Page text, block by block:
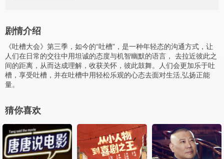
剧情介绍
《吐槽大会》第三季，如今的“吐槽”，是一种年轻态的沟通方式，让
人们在日常的交往中用坦诚的态度与机智幽默的语言， 去拉近彼此之
间的距离，从而达成理解，收获关怀，彼此鼓舞。人们会更加乐于吐
槽，享受吐槽，并在吐槽中用轻松乐观的心态去面对生活,弘扬正能
量。
猜你喜欢